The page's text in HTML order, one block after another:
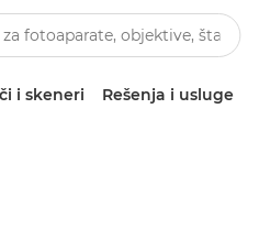
i skeneri Rešenja i usluge